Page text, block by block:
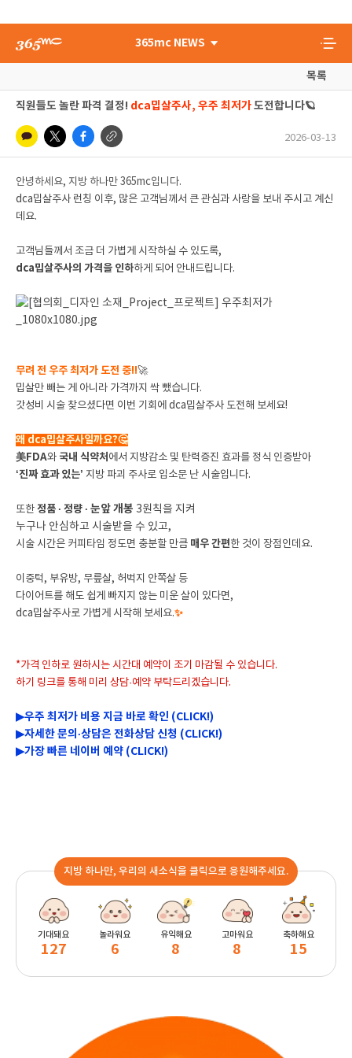
365mc NEWS
목록
직원들도 놀란 파격 결정! dca밉살주사, 우주 최저가도전합니다🪐
2026-03-13
안녕하세요, 지방 하나만 365mc입니다.
dca밉살주사 런칭 이후, 많은 고객님께서 큰 관심과 사랑을 보내 주시고 계신
데요.
고객님들께서 조금 더 가볍게 시작하실 수 있도록,
dca밉살주사의 가격을 인하하게 되어 안내드립니다.
무려 전 우주 최저가 도전 중!!🚀
밉살만 빼는 게 아니라 가격까지 싹 뺐습니다.
갓성비 시술 찾으셨다면 이번 기회에 dca밉살주사 도전해 보세요!
왜 dca밉살주사일까요?🤔
美FDA와 국내 식약처에서 지방감소 및 탄력증진 효과를 정식 인증받아
‘진짜 효과 있는’ 지방 파괴 주사로 입소문 난 시술입니다.
또한정품 · 정량 · 눈앞 개봉 3원칙을 지켜
누구나 안심하고 시술받을 수 있고,
시술 시간은 커피타임 정도면 충분할 만큼 매우 간편한 것이 장점인데요.
이중턱, 부유방, 무릎살, 허벅지 안쪽살 등
다이어트를 해도 쉽게 빠지지 않는 미운 살이 있다면,
dca밉살주사로 가볍게 시작해 보세요.✨
*가격 인하로 원하시는 시간대 예약이 조기 마감될 수 있습니다.
하기 링크를 통해 미리 상담·예약 부탁드리겠습니다.
▶우주 최저가 비용 지금 바로 확인 (CLICK!)
▶자세한 문의 ·상담은 전화상담 신청 (CLICK!)
▶가장 빠른 네이버 예약 (CLICK!)
지방 하나만, 우리의 새소식을 클릭으로 응원해주세요.
기대돼요
127
놀라워요
6
유익해요
8
고마워요
8
축하해요
15